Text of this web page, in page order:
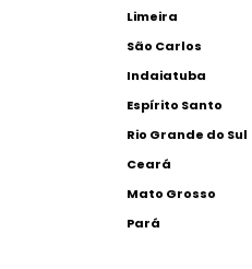
Limeira
São Carlos
Indaiatuba
Espírito Santo
Rio Grande do Sul
Ceará
Mato Grosso
Pará